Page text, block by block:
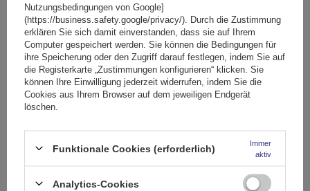
Nutzungsbedingungen von Google]
(https://business.safety.google/privacy/). Durch die Zustimmung
erklären Sie sich damit einverstanden, dass sie auf Ihrem
Computer gespeichert werden. Sie können die Bedingungen für
ihre Speicherung oder den Zugriff darauf festlegen, indem Sie auf
die Registerkarte „Zustimmungen konfigurieren“ klicken. Sie
können Ihre Einwilligung jederzeit widerrufen, indem Sie die
Cookies aus Ihrem Browser auf dem jeweiligen Endgerät
löschen.
Funktionale Cookies (erforderlich)
Immer
aktiv
Analytics-Cookies